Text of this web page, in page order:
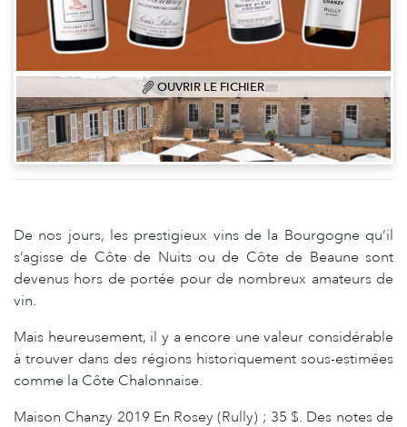
OUVRIR LE FICHIER
De nos jours, les prestigieux vins de la Bourgogne qu’il
s’agisse de Côte de Nuits ou de Côte de Beaune sont
devenus hors de portée pour de nombreux amateurs de
vin.
Mais heureusement, il y a encore une valeur considérable
à trouver dans des régions historiquement sous-estimées
comme la Côte Chalonnaise.
Maison Chanzy 2019 En Rosey (Rully) ; 35 $. Des notes de